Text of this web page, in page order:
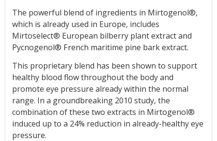
The powerful blend of ingredients in Mirtogenol®,
which is already used in Europe, includes
Mirtoselect® European bilberry plant extract and
Pycnogenol® French maritime pine bark extract.
This proprietary blend has been shown to support
healthy blood flow throughout the body and
promote eye pressure already within the normal
range. In a groundbreaking 2010 study, the
combination of these two extracts in Mirtogenol®
induced up to a 24% reduction in already-healthy eye
pressure.